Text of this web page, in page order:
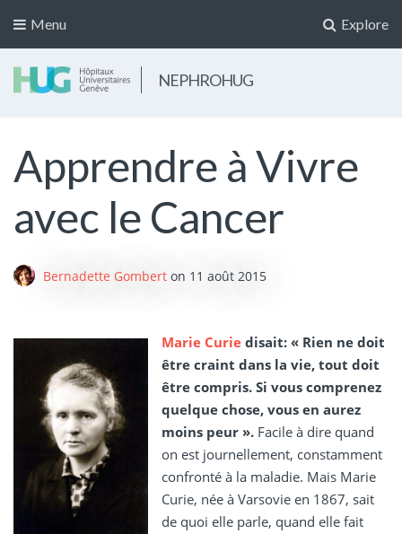
Explore
Menu
NEPHROHUG
Apprendre à Vivre
avec le Cancer
Bernadette Gombert on 11 août 2015
Marie Curie disait: « Rien ne doit
être craint dans la vie, tout doit
être compris. Si vous comprenez
quelque chose, vous en aurez
moins peur ». Facile à dire quand
on est journellement, constamment
confronté à la maladie. Mais Marie
Curie, née à Varsovie en 1867, sait
de quoi elle parle, quand elle fait